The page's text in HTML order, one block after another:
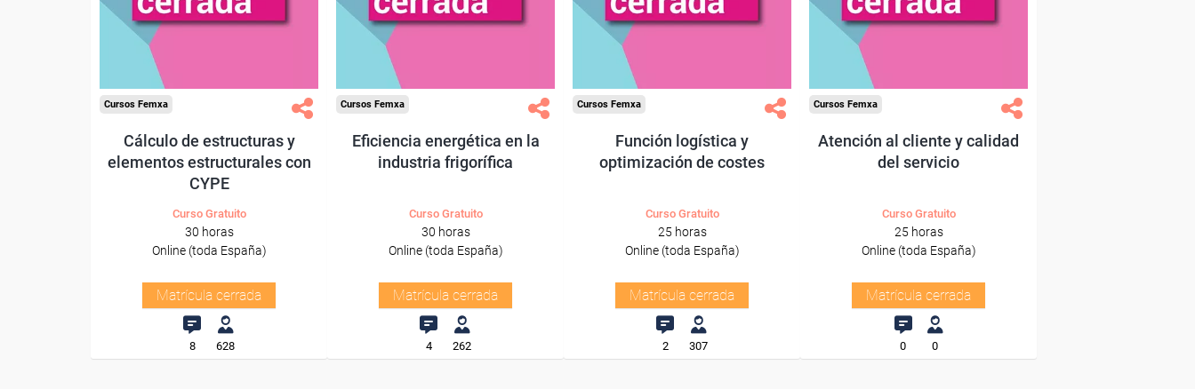
Cursos Femxa
Cálculo de estructuras y
elementos estructurales con
CYPE
Curso Gratuito
30 horas
Online (toda España)
Matrícula cerrada
8 628
Cursos Femxa
Eficiencia energética en la
industria frigorífica
Curso Gratuito
30 horas
Online (toda España)
Matrícula cerrada
4 262
Cursos Femxa
Función logística y
optimización de costes
Curso Gratuito
25 horas
Online (toda España)
Matrícula cerrada
2 307
Cursos Femxa
Atención al cliente y calidad
del servicio
Curso Gratuito
25 horas
Online (toda España)
Matrícula cerrada
0 0